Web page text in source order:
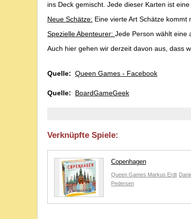
ins Deck gemischt. Jede dieser Karten ist
Neue Schätze: Eine vierte Art Schätze kommt
Spezielle Abenteurer: Jede Person wählt eine
Auch hier gehen wir derzeit davon aus, dass
Quelle: Queen Games - Facebook
Quelle: BoardGameGeek
Verknüpfte Spiele:
Copenhagen
Queen Games Markus Erdt
Pedersen